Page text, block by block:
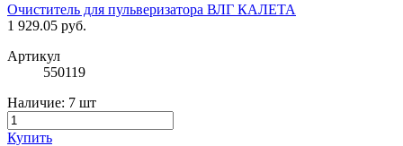
Очиститель для пульверизатора ВЛГ КАЛЕТА
1 929.05 руб.
Артикул
550119
Наличие: 7 шт
Купить